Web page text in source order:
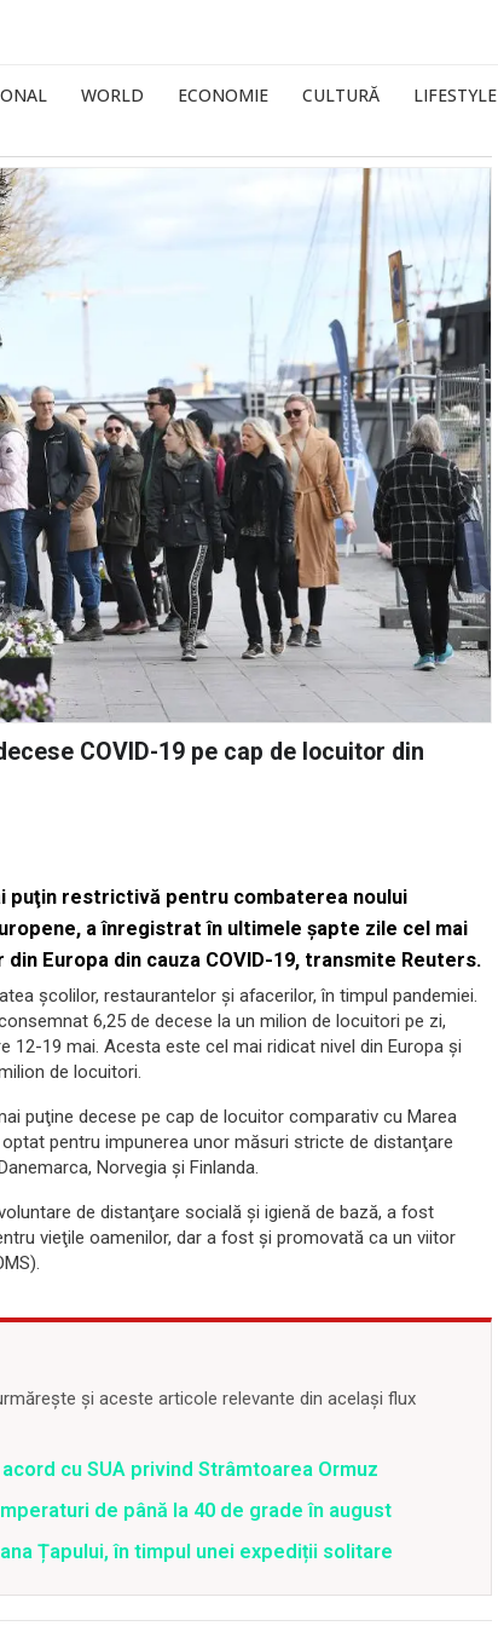
WORLD ECONOMIE CULTURĂ LIFESTYLE
COVID-19 pe cap de locuitor din
puţin restrictivă pentru combaterea noului
a înregistrat în ultimele şapte zile cel mai
Europa din cauza COVID-19, transmite Reuters.
şcolilor, restaurantelor şi afacerilor, în timpul pandemiei.
6,25 de decese la un milion de locuitori pe zi,
12-19 mai. Acesta este cel mai ridicat nivel din Europa şi
de locuitori.
puţine decese pe cap de locuitor comparativ cu Marea
pentru impunerea unor măsuri stricte de distanţare
Norvegia şi Finlanda.
de distanţare socială şi igienă de bază, a fost
vieţile oamenilor, dar a fost şi promovată ca un viitor
și aceste articole relevante din același flux
cu SUA privind Strâmtoarea Ormuz
de până la 40 de grade în august
Țapului, în timpul unei expediții solitare